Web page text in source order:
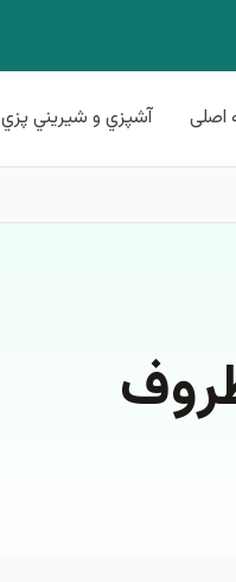
آشپزي و شيريني پزي